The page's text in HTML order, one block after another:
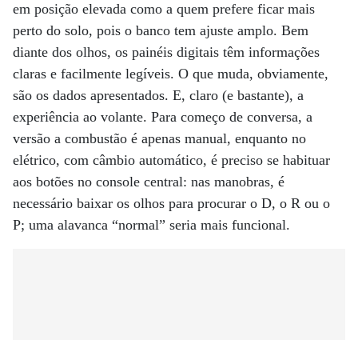
em posição elevada como a quem prefere ficar mais
perto do solo, pois o banco tem ajuste amplo. Bem
diante dos olhos, os painéis digitais têm informações
claras e facilmente legíveis. O que muda, obviamente,
são os dados apresentados. E, claro (e bastante), a
experiência ao volante. Para começo de conversa, a
versão a combustão é apenas manual, enquanto no
elétrico, com câmbio automático, é preciso se habituar
aos botões no console central: nas manobras, é
necessário baixar os olhos para procurar o D, o R ou o
P; uma alavanca “normal” seria mais funcional.